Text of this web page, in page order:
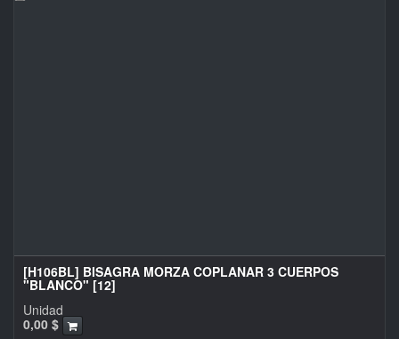
[H106BL] BISAGRA MORZA COPLANAR 3 CUERPOS
"BLANCO" [12]
0,00 $
Unidad